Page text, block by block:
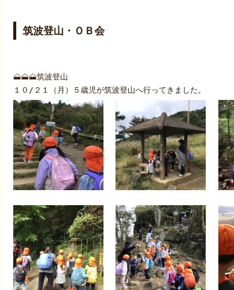
筑波登山・ＯＢ会
🗻🗻🗻筑波登山
１０/２１（月）５歳児が筑波登山へ行ってきました。